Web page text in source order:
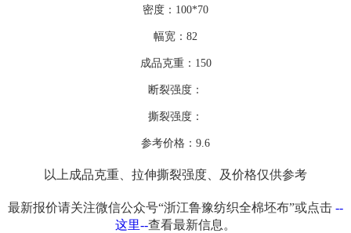
密度：100*70
幅宽：82
成品克重：150
断裂强度：
撕裂强度：
参考价格：9.6
以上成品克重、拉伸撕裂强度、及价格仅供参考
最新报价请关注微信公众号“浙江鲁豫纺织全棉坯布”或点击 --
这里--查看最新信息。